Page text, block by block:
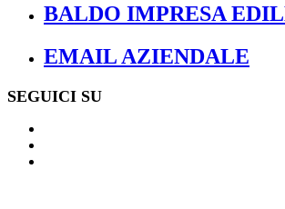
BALDO IMPRESA
EMAIL AZIENDALE
SEGUICI SU